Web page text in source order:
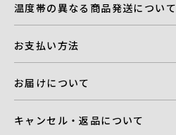
温度帯の異なる商品発送について
お支払い方法
お届けについて
キャンセル・返品について